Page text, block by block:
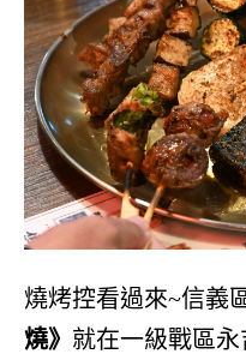
燒烤控看過來~信義
燒》 就在一級戰區